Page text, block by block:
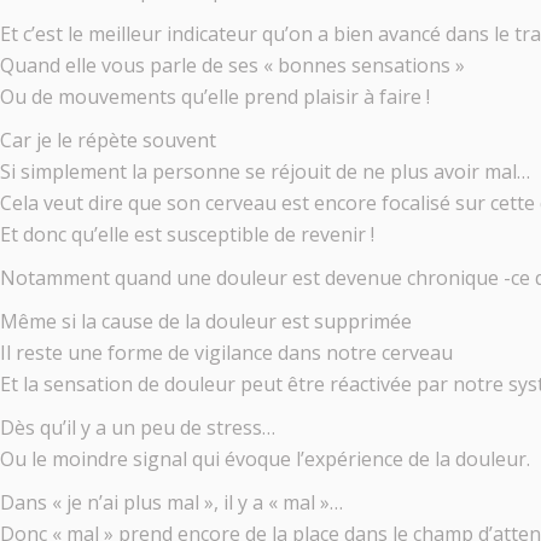
Et c’est le meilleur indicateur qu’on a bien avancé dans le
Quand elle vous parle de ses « bonnes sensations »
Ou de mouvements qu’elle prend plaisir à faire !
Car je le répète souvent
Si simplement la personne se réjouit de ne plus avoir mal…
Cela veut dire que son cerveau est encore focalisé sur
Et donc qu’elle est susceptible de revenir !
Notamment quand une douleur est devenue chronique -
Même si la cause de la douleur est supprimée
Il reste une forme de vigilance dans notre cerveau
Et la sensation de douleur peut être réactivée par notre
Dès qu’il y a un peu de stress…
Ou le moindre signal qui évoque l’expérience de la douleur.
Dans « je n’ai plus mal », il y a « mal »…
Donc « mal » prend encore de la place dans le champ